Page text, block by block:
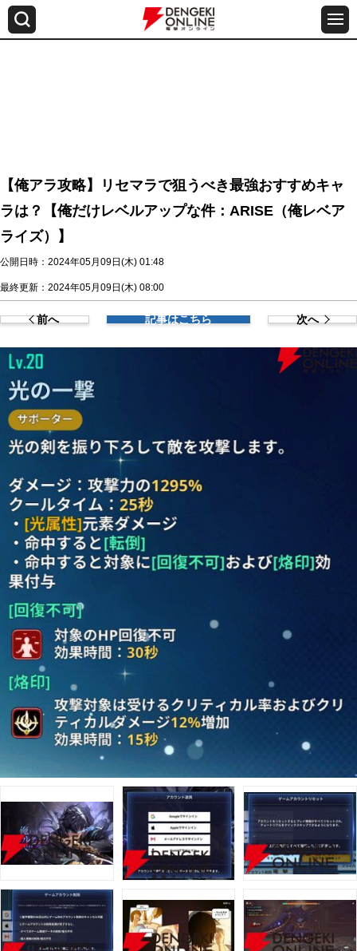
【俺アラ攻略】リセマラで狙うべき最強おすすめキャ
ラは？【俺だけレベルアップな件：ARISE（俺レベア
ライズ）】
公開日時：2024年05月09日(木) 01:48
最終更新：2024年05月09日(木) 08:00
前へ 記事はこちら 次へ